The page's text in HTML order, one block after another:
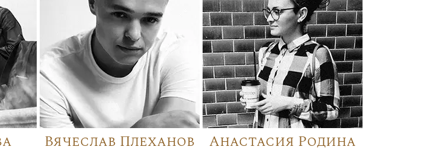
Вячеслав Плеханов Анастасия Родина